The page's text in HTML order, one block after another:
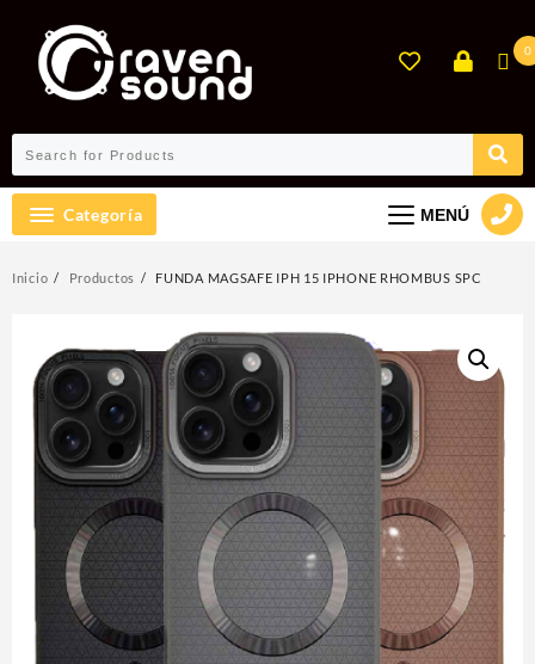
contenido
0
Categoría MENÚ
Inicio Productos FUNDA MAGSAFE IPH 15 IPHONE RHOMBUS SPC